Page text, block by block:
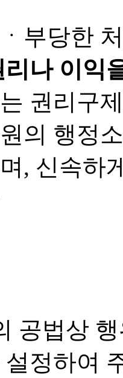
부당한
리나 이익
권리구
의 행정
, 신속하
공법상
정하여